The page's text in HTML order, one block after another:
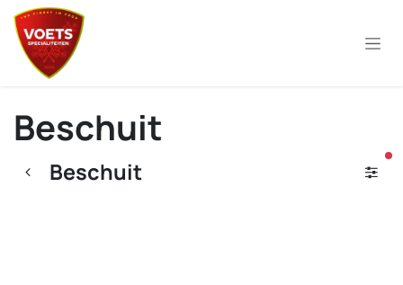
Overslaan naar inhoud
Beschuit
Beschuit